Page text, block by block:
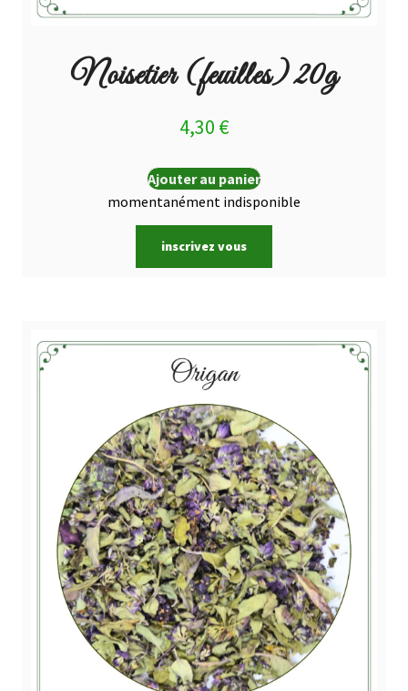
Noisetier (feuilles) 20g
4,30 €
Ajouter au panier
momentanément indisponible
inscrivez vous